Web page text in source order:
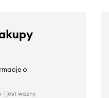
o
i jest ważny